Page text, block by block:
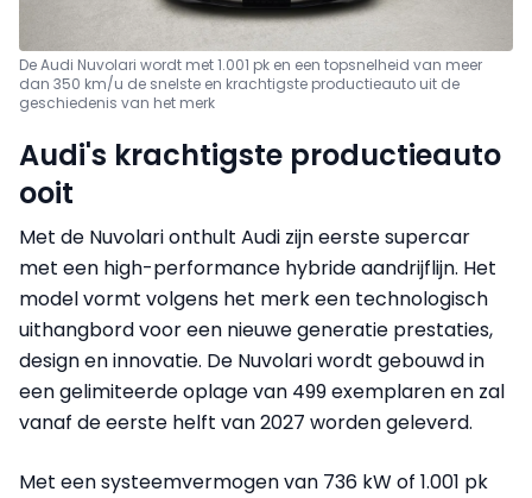
De Audi Nuvolari wordt met 1.001 pk en een topsnelheid van meer
dan 350 km/u de snelste en krachtigste productieauto uit de
geschiedenis van het merk
Audi's krachtigste productieauto
ooit
Met de Nuvolari onthult Audi zijn eerste supercar
met een high-performance hybride aandrijflijn. Het
model vormt volgens het merk een technologisch
uithangbord voor een nieuwe generatie prestaties,
design en innovatie. De Nuvolari wordt gebouwd in
een gelimiteerde oplage van 499 exemplaren en zal
vanaf de eerste helft van 2027 worden geleverd.
Met een systeemvermogen van 736 kW of 1.001 pk